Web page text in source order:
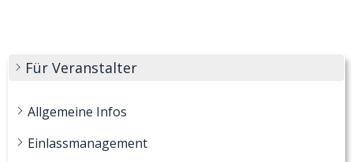
Für Veranstalter
Allgemeine Infos
Einlassmanagement